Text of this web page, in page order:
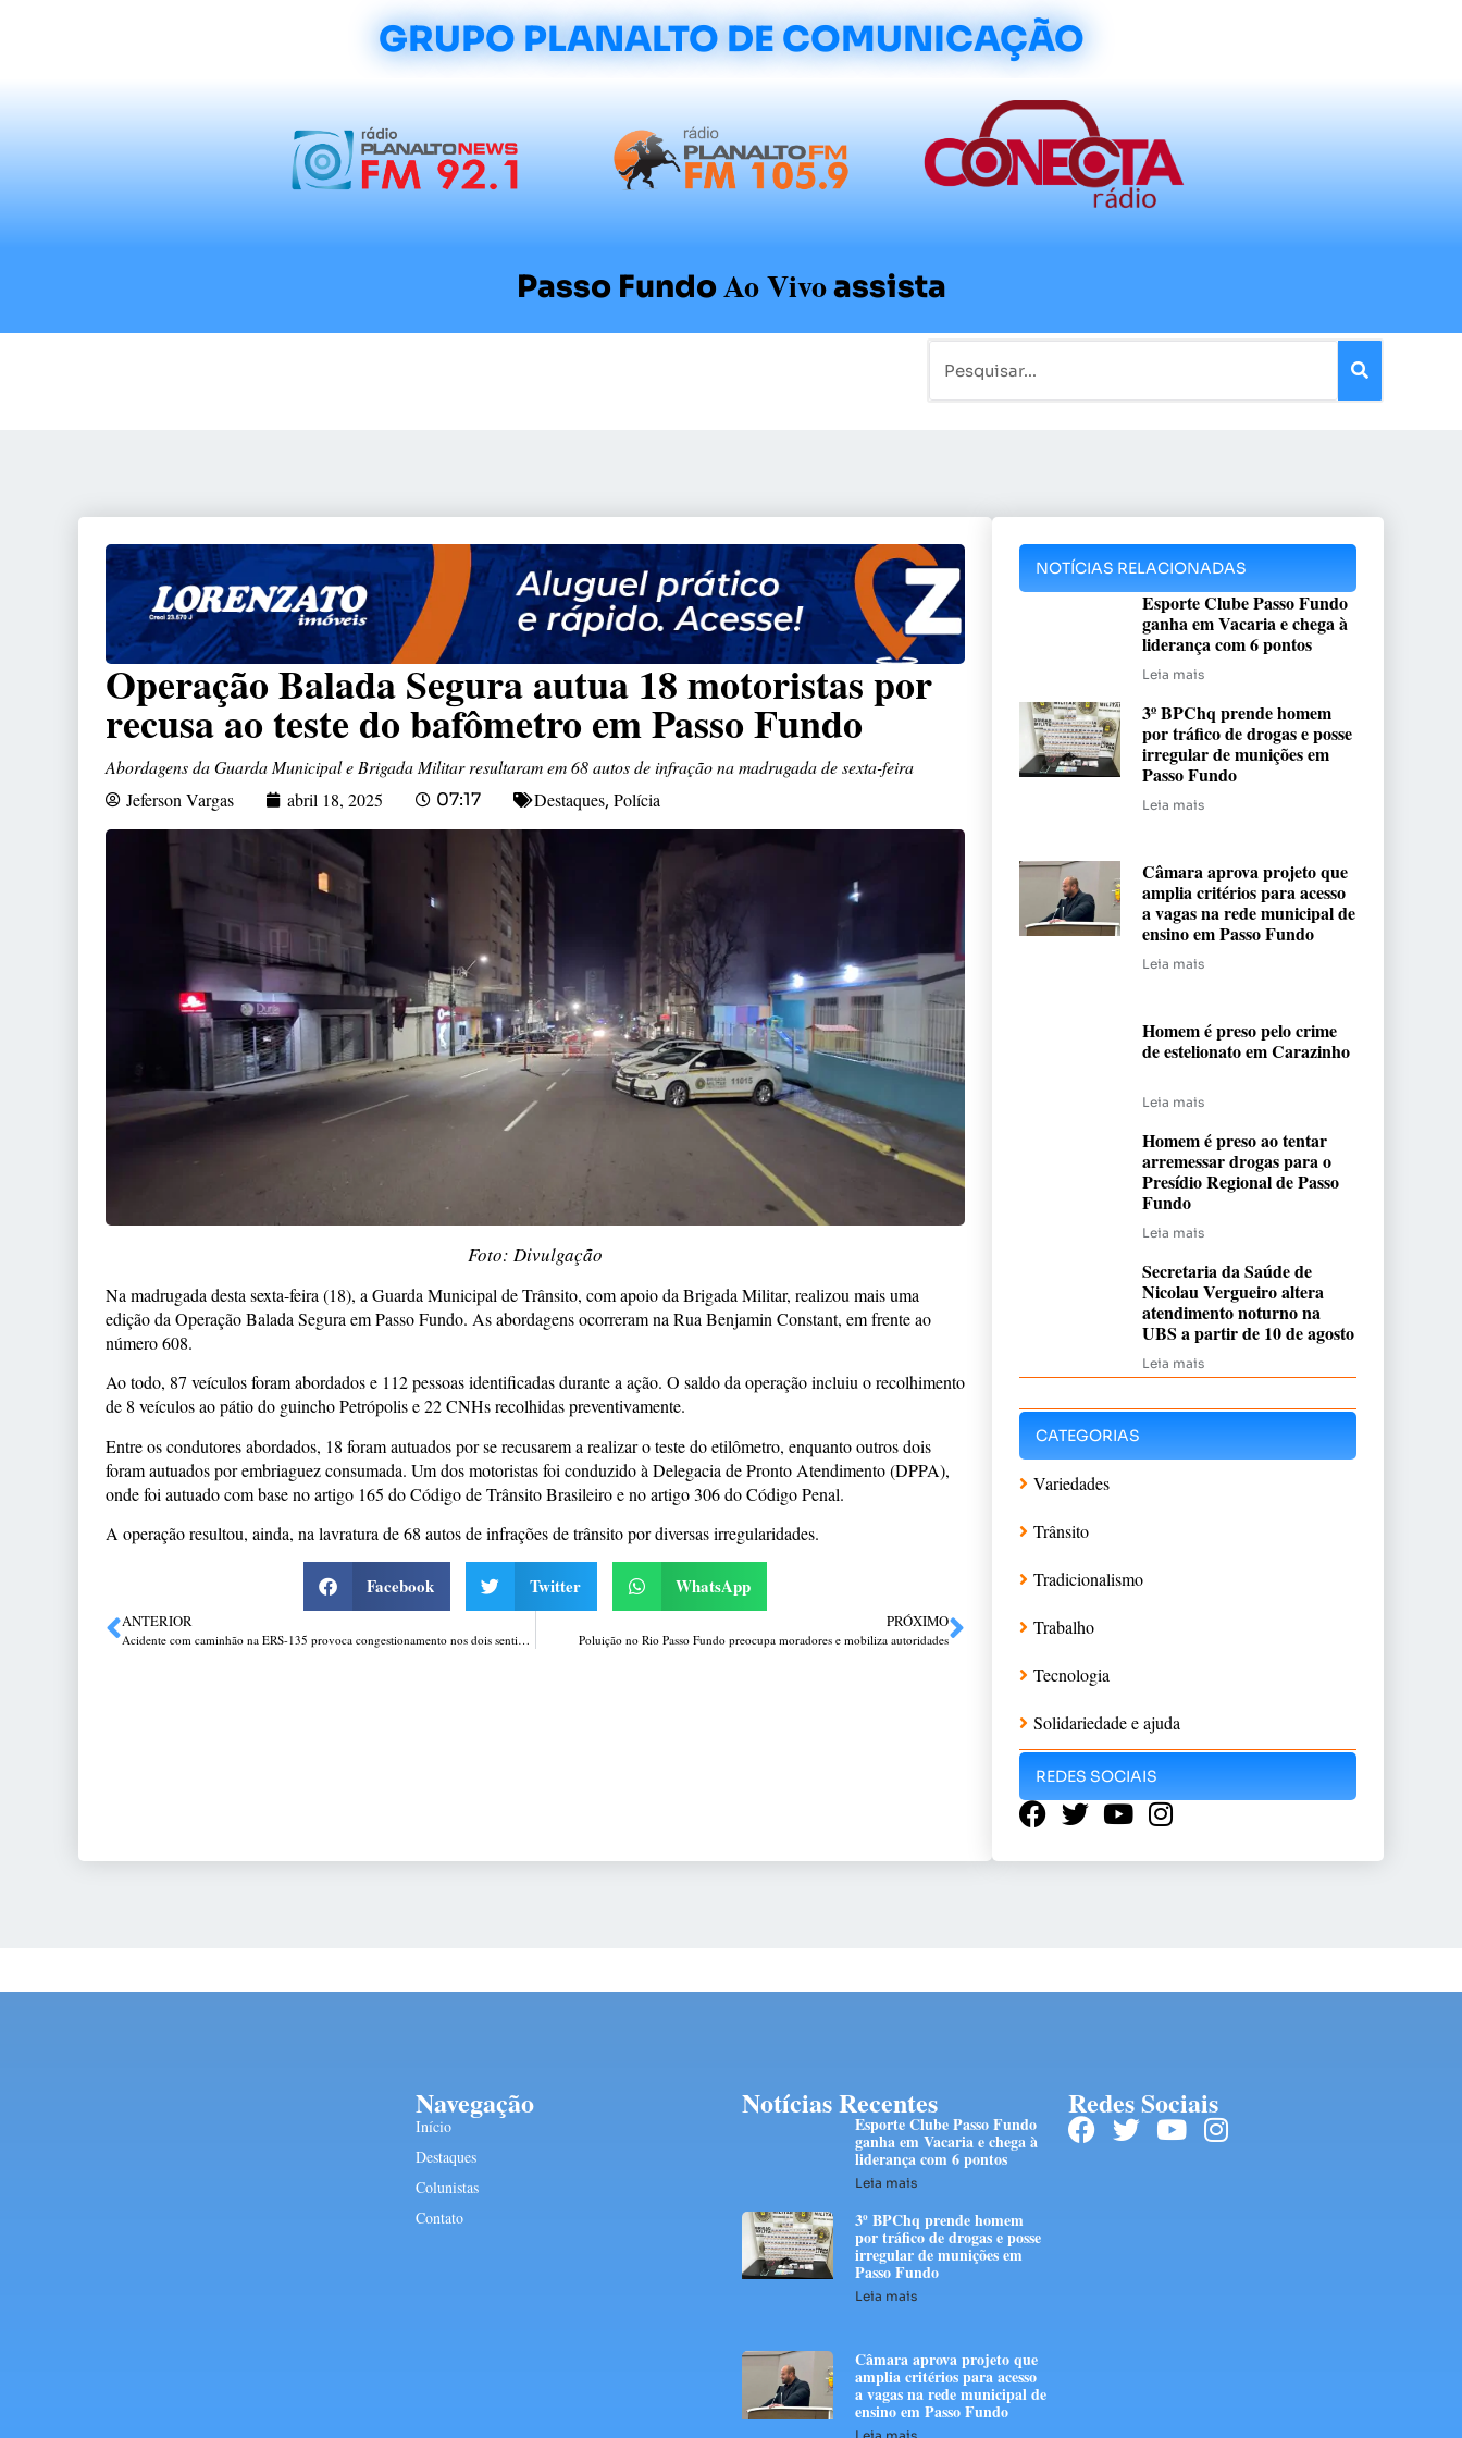
GRUPO PLANALTO DE COMUNICAÇÃO
Passo FundoAo Vivoassista
Operação Balada Segura autua 18 motoristas por
recusa ao teste do bafômetro em Passo Fundo
Abordagens da Guarda Municipal e Brigada Militar resultaram em 68 autos de infração na madrugada de sexta-feira
Jeferson Vargas
abril 18, 2025 07:17 Destaques, Polícia
Foto: Divulgação
Na madrugada desta sexta-feira (18), a Guarda Municipal de Trânsito, com apoio da Brigada Militar, realizou mais uma
edição da Operação Balada Segura em Passo Fundo. As abordagens ocorreram na Rua Benjamin Constant, em frente ao
número 608.
Ao todo, 87 veículos foram abordados e 112 pessoas identificadas durante a ação. O saldo da operação incluiu o recolhimento
de 8 veículos ao pátio do guincho Petrópolis e 22 CNHs recolhidas preventivamente.
Entre os condutores abordados, 18 foram autuados por se recusarem a realizar o teste do etilômetro, enquanto outros dois
foram autuados por embriaguez consumada. Um dos motoristas foi conduzido à Delegacia de Pronto Atendimento (DPPA),
onde foi autuado com base no artigo 165 do Código de Trânsito Brasileiro e no artigo 306 do Código Penal.
A operação resultou, ainda, na lavratura de 68 autos de infrações de trânsito por diversas irregularidades.
Facebook Twitter WhatsApp
ANTERIOR
Acidente com caminhão na ERS-135 provoca congestionamento nos dois sentidos
PRÓXIMO
Poluição no Rio Passo Fundo preocupa moradores e mobiliza autoridades
NOTÍCIAS RELACIONADAS
Esporte Clube Passo Fundo
ganha em Vacaria e chega à
liderança com 6 pontos
Leia mais
3º BPChq prende homem
por tráfico de drogas e posse
irregular de munições em
Passo Fundo
Leia mais
Câmara aprova projeto que
amplia critérios para acesso
a vagas na rede municipal de
ensino em Passo Fundo
Leia mais
Homem é preso pelo crime
de estelionato em Carazinho
Leia mais
Homem é preso ao tentar
arremessar drogas para o
Presídio Regional de Passo
Fundo
Leia mais
Secretaria da Saúde de
Nicolau Vergueiro altera
atendimento noturno na
UBS a partir de 10 de agosto
Leia mais
CATEGORIAS
Variedades
Trânsito
Tradicionalismo
Trabalho
Tecnologia
Solidariedade e ajuda
REDES SOCIAIS
Navegação
Início
Destaques
Colunistas
Contato
Notícias Recentes
Esporte Clube Passo Fundo
ganha em Vacaria e chega à
liderança com 6 pontos
Leia mais
3º BPChq prende homem
por tráfico de drogas e posse
irregular de munições em
Passo Fundo
Leia mais
Câmara aprova projeto que
amplia critérios para acesso
a vagas na rede municipal de
ensino em Passo Fundo
Redes Sociais